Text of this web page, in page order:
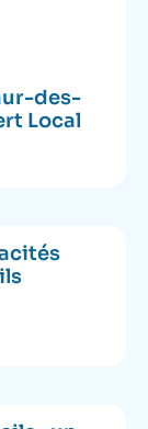
des-
Local